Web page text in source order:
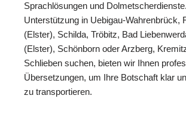
Sprachlösungen und
Unterstützung in Uebigau-Wahrenbrück,
(Elster), Schilda, Tröbitz, Bad
(Elster), Schönborn oder Arzberg,
Schlieben suchen, bieten wir Ihnen
Übersetzungen, um Ihre Botschaft klar
zu transportieren.